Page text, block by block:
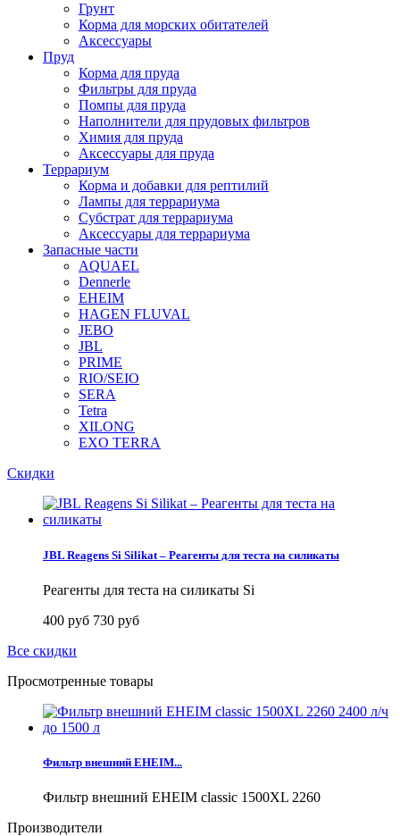
Грунт
Корма для морских обитателей
Аксессуары
Пруд
Корма для пруда
Фильтры для пруда
Помпы для пруда
Наполнители для прудовых фильтров
Химия для пруда
Аксессуары для пруда
Террариум
Корма и добавки для рептилий
Лампы для террариума
Субстрат для террариума
Аксессуары для террариума
Запасные части
AQUAEL
Dennerle
EHEIM
HAGEN FLUVAL
JEBO
JBL
PRIME
RIO/SEIO
SERA
Tetra
XILONG
EXO TERRA
Скидки
JBL Reagens Si Silikat – Реагенты для теста на силикаты
Реагенты для теста на силикаты Si
400 руб 730 руб
Все скидки
Просмотренные товары
Фильтр внешний EHEIM...
Фильтр внешний EHEIM classic 1500XL 2260
Производители